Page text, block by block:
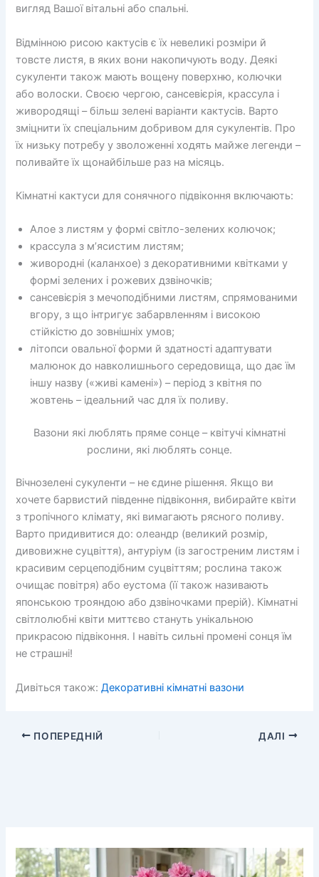
вигляд Вашої вітальні або спальні.
Відмінною рисою кактусів є їх невеликі розміри й
товсте листя, в яких вони накопичують воду. Деякі
сукуленти також мають вощену поверхню, колючки
або волоски. Своєю чергою, сансевієрія, крассула і
живородящі – більш зелені варіанти кактусів. Варто
зміцнити їх спеціальним добривом для сукулентів. Про
їх низьку потребу у зволоженні ходять майже легенди –
поливайте їх щонайбільше раз на місяць.
Кімнатні кактуси для сонячного підвіконня включають:
Алое з листям у формі світло-зелених колючок;
крассула з м’ясистим листям;
живородні (каланхое) з декоративними квітками у
формі зелених і рожевих дзвіночків;
сансевієрія з мечоподібними листям, спрямованими
вгору, з що інтригує забарвленням і високою
стійкістю до зовнішніх умов;
літопси овальної форми й здатності адаптувати
малюнок до навколишнього середовища, що дає їм
іншу назву («живі камені») – період з квітня по
жовтень – ідеальний час для їх поливу.
Вазони які люблять пряме сонце – квітучі кімнатні
рослини, які люблять сонце.
Вічнозелені сукуленти – не єдине рішення. Якщо ви
хочете барвистий південне підвіконня, вибирайте квіти
з тропічного клімату, які вимагають рясного поливу.
Варто придивитися до: олеандр (великий розмір,
дивовижне суцвіття), антуріум (із загостреним листям і
красивим серцеподібним суцвіттям; рослина також
очищає повітря) або еустома (її також називають
японською трояндою або дзвіночками прерій). Кімнатні
світлолюбні квіти миттєво стануть унікальною
прикрасою підвіконня. І навіть сильні промені сонця їм
не страшні!
Дивіться також: Декоративні кімнатні вазони
ПОПЕРЕДНІЙ ДАЛІ